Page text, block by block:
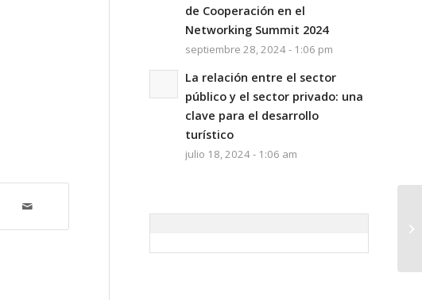
de Cooperación en el
Networking Summit 2024
septiembre 28, 2024 - 1:06 pm
La relación entre el sector
público y el sector privado: una
clave para el desarrollo
turístico
julio 18, 2024 - 1:06 am